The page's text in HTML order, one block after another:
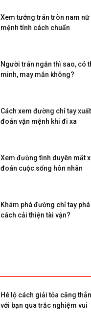
Xem tướng trán tròn nam nữ
mệnh tính cách chuẩn
Người trán ngắn thì sao, có
minh, may mắn không?
Cách xem đường chỉ tay
đoán vận mệnh khi đi xa
Xem đường tình duyên mắt
đoán cuộc sống hôn nhân
Khám phá đường chỉ tay phá
cách cải thiện tài vận?
Hé lộ cách giải tỏa căng
với bạn qua trắc nghiệm vui